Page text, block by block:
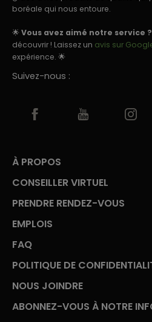
boréale qui nous entoure.
🌟Vous avez aimé notre service ?
découvrir ! Laissez un avis sur
expérience. 🌟
Suivez-nous :
À PROPOS
CONSEILLER VIRTUEL
PRENDRE RENDEZ-VOUS
EMPLOIS
FAQ
POLITIQUE DE
NOUS JOINDRE
ABONNEZ-VOUS À NOTRE